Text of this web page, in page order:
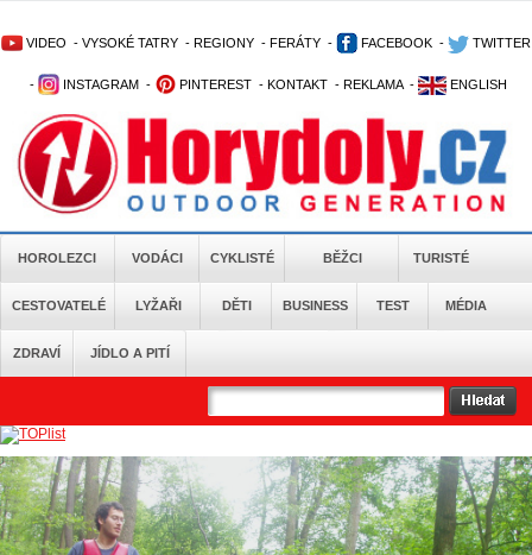
VIDEO - VYSOKÉ TATRY - REGIONY - FERÁTY - FACEBOOK - TWITTER
- INSTAGRAM - PINTEREST - KONTAKT - REKLAMA - ENGLISH
HOROLEZCI VODÁCI CYKLISTÉ BĚŽCI TURISTÉ
CESTOVATELÉ LYŽAŘI DĚTI BUSINESS TEST MÉDIA
ZDRAVÍ JÍDLO A PITÍ